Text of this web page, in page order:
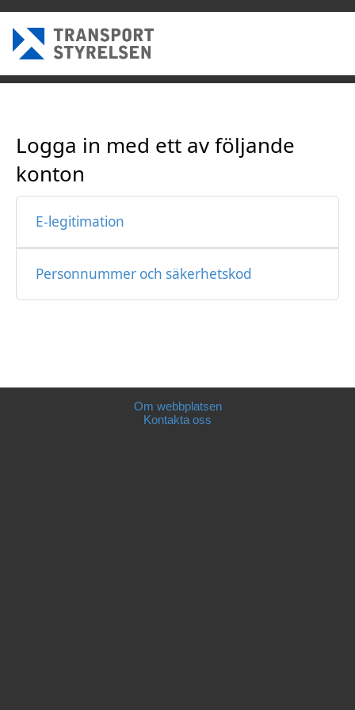
Logga in med ett av följande
konton
E-legitimation
Personnummer och säkerhetskod
Om webbplatsen
Kontakta oss